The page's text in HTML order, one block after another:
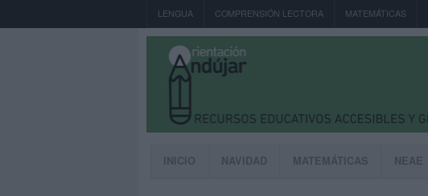
LENGUA COMPRENSIÓN LECTORA MATEMÁTICAS
INICIO NAVIDAD MATEMÁTICAS NEAE